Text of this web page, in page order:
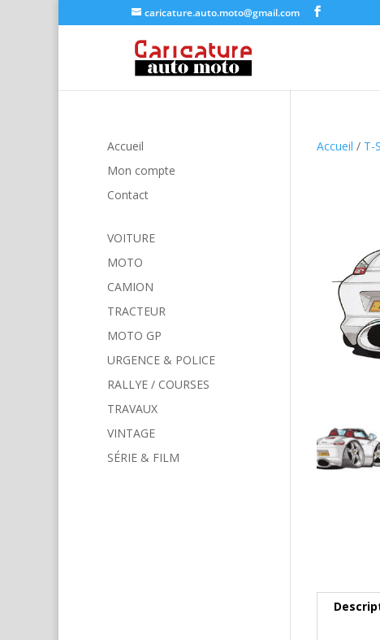
caricature.auto.moto@gmail.com
Accueil / T-
Accueil
Mon compte
Contact
VOITURE
MOTO
CAMION
TRACTEUR
MOTO GP
URGENCE & POLICE
RALLYE / COURSES
TRAVAUX
VINTAGE
SÉRIE & FILM